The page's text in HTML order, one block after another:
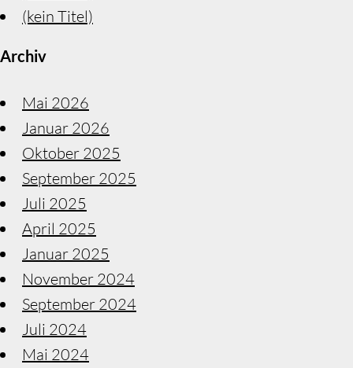
(kein Titel)
Archiv
Mai 2026
Januar 2026
Oktober 2025
September 2025
Juli 2025
April 2025
Januar 2025
November 2024
September 2024
Juli 2024
Mai 2024